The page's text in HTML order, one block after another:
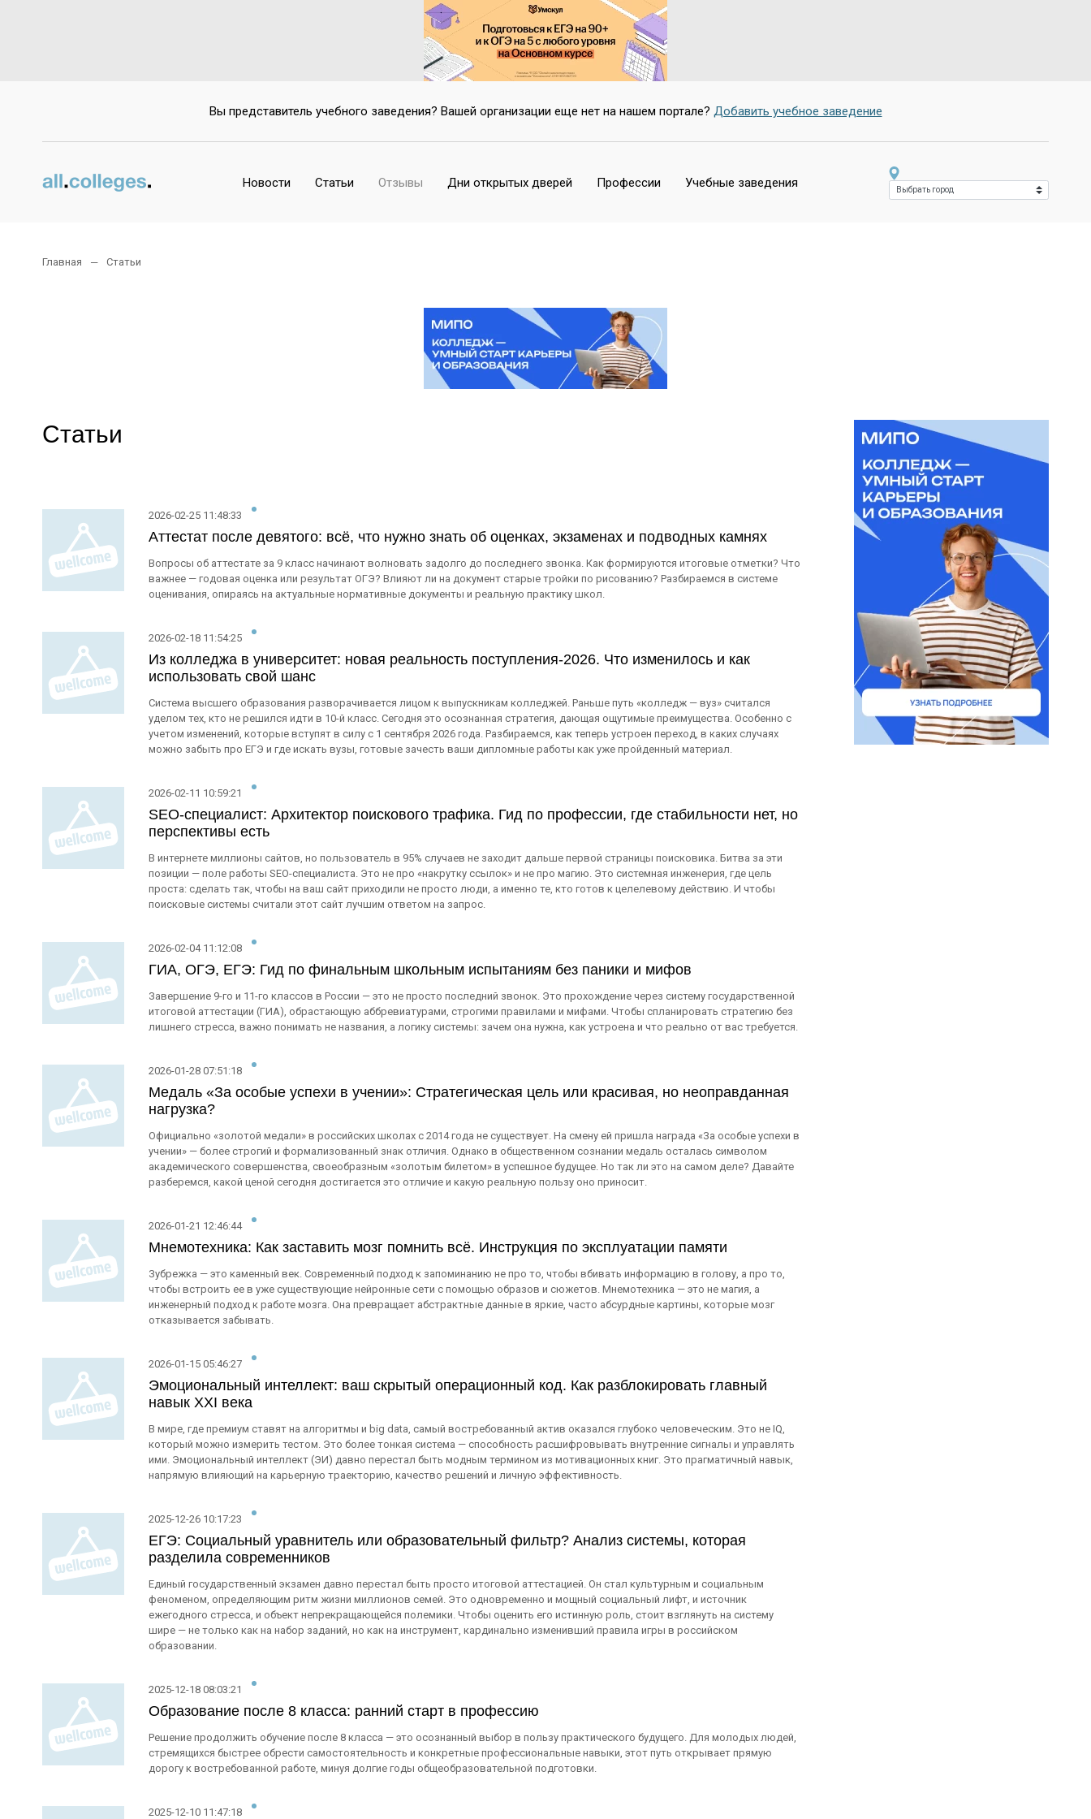
Вы представитель учебного заведения? Вашей организации еще нет на нашем портале? Добавить учебное заведение
Новости Статьи Отзывы Дни открытых дверей Профессии Учебные заведения
Главная Статьи
Статьи
2026-02-25 11:48:33
Аттестат после девятого: всё, что нужно знать об оценках, экзаменах и подводных камнях
Вопросы об аттестате за 9 класс начинают волновать задолго до последнего звонка. Как формируются итоговые отметки? Что
важнее — годовая оценка или результат ОГЭ? Влияют ли на документ старые тройки по рисованию? Разбираемся в системе
оценивания, опираясь на актуальные нормативные документы и реальную практику школ.
2026-02-18 11:54:25
Из колледжа в университет: новая реальность поступления-2026. Что изменилось и как
использовать свой шанс
Система высшего образования разворачивается лицом к выпускникам колледжей. Раньше путь «колледж — вуз» считался
уделом тех, кто не решился идти в 10-й класс. Сегодня это осознанная стратегия, дающая ощутимые преимущества. Особенно с
учетом изменений, которые вступят в силу с 1 сентября 2026 года. Разбираемся, как теперь устроен переход, в каких случаях
можно забыть про ЕГЭ и где искать вузы, готовые зачесть ваши дипломные работы как уже пройденный материал.
2026-02-11 10:59:21
SEO-специалист: Архитектор поискового трафика. Гид по профессии, где стабильности нет, но
перспективы есть
В интернете миллионы сайтов, но пользователь в 95% случаев не заходит дальше первой страницы поисковика. Битва за эти
позиции — поле работы SEO-специалиста. Это не про «накрутку ссылок» и не про магию. Это системная инженерия, где цель
проста: сделать так, чтобы на ваш сайт приходили не просто люди, а именно те, кто готов к целелевому действию. И чтобы
поисковые системы считали этот сайт лучшим ответом на запрос.
2026-02-04 11:12:08
ГИА, ОГЭ, ЕГЭ: Гид по финальным школьным испытаниям без паники и мифов
Завершение 9-го и 11-го классов в России — это не просто последний звонок. Это прохождение через систему государственной
итоговой аттестации (ГИА), обрастающую аббревиатурами, строгими правилами и мифами. Чтобы спланировать стратегию без
лишнего стресса, важно понимать не названия, а логику системы: зачем она нужна, как устроена и что реально от вас требуется.
2026-01-28 07:51:18
Медаль «За особые успехи в учении»: Стратегическая цель или красивая, но неоправданная
нагрузка?
Официально «золотой медали» в российских школах с 2014 года не существует. На смену ей пришла награда «За особые успехи в
учении» — более строгий и формализованный знак отличия. Однако в общественном сознании медаль осталась символом
академического совершенства, своеобразным «золотым билетом» в успешное будущее. Но так ли это на самом деле? Давайте
разберемся, какой ценой сегодня достигается это отличие и какую реальную пользу оно приносит.
2026-01-21 12:46:44
Мнемотехника: Как заставить мозг помнить всё. Инструкция по эксплуатации памяти
Зубрежка — это каменный век. Современный подход к запоминанию не про то, чтобы вбивать информацию в голову, а про то,
чтобы встроить ее в уже существующие нейронные сети с помощью образов и сюжетов. Мнемотехника — это не магия, а
инженерный подход к работе мозга. Она превращает абстрактные данные в яркие, часто абсурдные картины, которые мозг
отказывается забывать.
2026-01-15 05:46:27
Эмоциональный интеллект: ваш скрытый операционный код. Как разблокировать главный
навык XXI века
В мире, где премиум ставят на алгоритмы и big data, самый востребованный актив оказался глубоко человеческим. Это не IQ,
который можно измерить тестом. Это более тонкая система — способность расшифровывать внутренние сигналы и управлять
ими. Эмоциональный интеллект (ЭИ) давно перестал быть модным термином из мотивационных книг. Это прагматичный навык,
напрямую влияющий на карьерную траекторию, качество решений и личную эффективность.
2025-12-26 10:17:23
ЕГЭ: Социальный уравнитель или образовательный фильтр? Анализ системы, которая
разделила современников
Единый государственный экзамен давно перестал быть просто итоговой аттестацией. Он стал культурным и социальным
феноменом, определяющим ритм жизни миллионов семей. Это одновременно и мощный социальный лифт, и источник
ежегодного стресса, и объект непрекращающейся полемики. Чтобы оценить его истинную роль, стоит взглянуть на систему
шире — не только как на набор заданий, но как на инструмент, кардинально изменивший правила игры в российском
образовании.
2025-12-18 08:03:21
Образование после 8 класса: ранний старт в профессию
Решение продолжить обучение после 8 класса — это осознанный выбор в пользу практического будущего. Для молодых людей,
стремящихся быстрее обрести самостоятельность и конкретные профессиональные навыки, этот путь открывает прямую
дорогу к востребованной работе, минуя долгие годы общеобразовательной подготовки.
2025-12-10 11:47:18